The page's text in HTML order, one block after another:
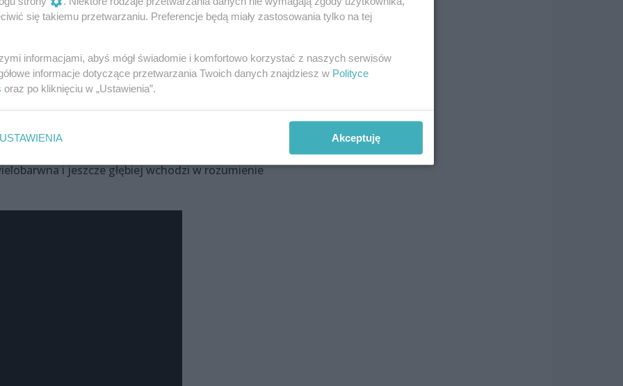
doświadczania? Bo od pierwszej płyty wiadomo,
Nasi rodzice wymieniali się „bibułą” a my, mam wrażenie, na
i HBO. Ale też, całe szczęście, wymieniamy się
stopniu budujące, że z imprezy, poza kacem, można
jakoś o tym opowiedzieć na tej epce. A dzięki muzyce
i jeszcze głębiej wchodzi w rozumienie
się takiemu przetwarzaniu. Preferencje będą miały zastosowania tylko na tej
informacjami, abyś mógł świadomie i komfortowo korzystać z naszych serwisów
informacje dotyczące przetwarzania Twoich danych znajdziesz w Polityce
oraz po kliknięciu w „Ustawienia”.
USTAWIENIA Akceptuję